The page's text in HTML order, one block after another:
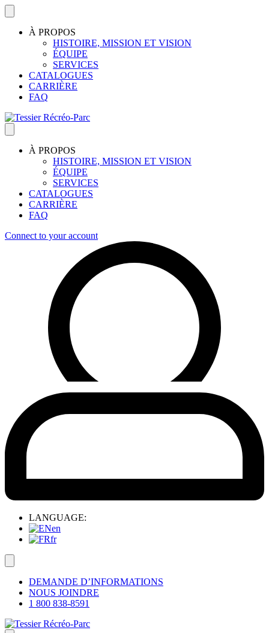
À PROPOS
HISTOIRE, MISSION ET VISION
ÉQUIPE
SERVICES
CATALOGUES
CARRIÈRE
FAQ
À PROPOS
HISTOIRE, MISSION ET VISION
ÉQUIPE
SERVICES
CATALOGUES
CARRIÈRE
FAQ
Connect to your account
LANGUAGE:
en
fr
DEMANDE D’INFORMATIONS
NOUS JOINDRE
1 800 838-8591